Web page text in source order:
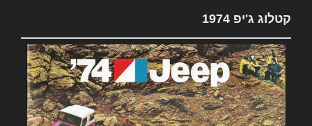
קטלוג ג'יפ 1974